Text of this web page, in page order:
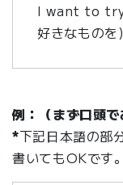
I want to try
好きなものを)
例：（まず口頭
*下記日本語の部
書いてもOKです。